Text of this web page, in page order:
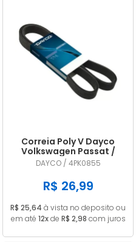
Correia Poly V Dayco
Volkswagen Passat /
Variant (importado) 1.8
20V / 1.8 20V Turbo 1996
1997 1998 1999 GIR / ACD
4PK0855
DAYCO / 4PK0855
R$ 26,99
R$ 25,64 à vista no deposito ou
em até 12xde R$ 2,98 com juros